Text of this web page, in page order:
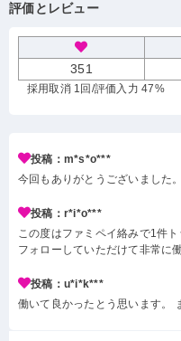
評価とレビュー
351
採用取消 1回 /評価入力 47%
投稿：m*s*o***
今回もありがとうございました
投稿：r*i*o***
この度はファミペイ絡みで1件
フォローしていただけて非常に
投稿：u*i*k***
働いて良かったとう思います。